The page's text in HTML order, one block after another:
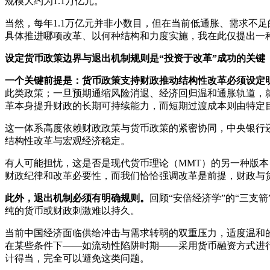
当然，每年1.1万亿元并非小数目，但在当前低通胀、需求不
具体推进哪项改革、以何种结构和力度实施，我在此仅提出一
设定货币政策边界与退出机制规则是“投资于改革”成功的关键
一个关键前提是：货币政策支持财政推动结构性改革必须设定
此类政策；一旦预期通缩风险消退、经济回归温和通胀轨道
革本身提升财政的长期可持续能力，而短期过渡成本则由特
这一体系高度依赖财政政策与货币政策的紧密协同，中央银
结构性改革与宏观经济稳定。
有人可能担忧，这是否是现代货币理论（MMT）的另一种版
财政纪律和改革必要性，而我们恰恰强调改革是前提，财政
此外，退出机制必须有明确规则。
回顾“安倍经济学”的“三支
纯的货币或财政刺激难以持久。
当前中国经济面临供给冲击与需求转弱的双重压力，适度温
在某些条件下——如流动性陷阱时期——采用货币融资方式进
计得当，完全可以避免这类问题。